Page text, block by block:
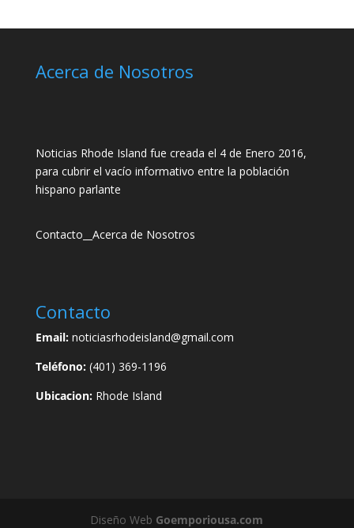
Acerca de Nosotros
Noticias Rhode Island fue creada el 4 de Enero 2016,
para cubrir el vacío informativo entre la población
hispano parlante
Contacto Acerca de Nosotros
Contacto
Email:noticiasrhodeisland@gmail.com
Teléfono:(401) 369-1196
Ubicacion:Rhode Island
Diseño Web Goemporiousa.com